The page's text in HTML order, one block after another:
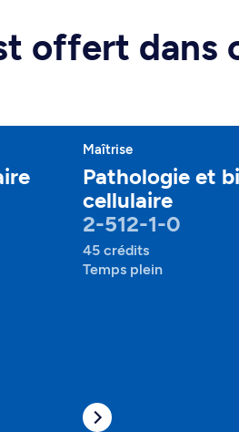
offert dans
Maîtrise
Pathologie et
cellulaire
2-512-1-0
45 crédits
Temps plein